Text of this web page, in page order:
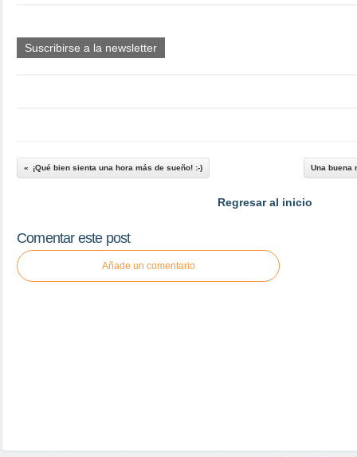
Suscribirse a la newsletter
¡Qué bien sienta una hora más de sueño! :-) Una buena
Regresar al inicio
Comentar este post
Añade un comentario